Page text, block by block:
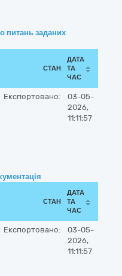
питань заданих
СТАН
ДАТА
ТА
ЧАС
Експортовано:
03-05-
2026,
11:11:57
СТАН
ДАТА
ТА
ЧАС
Експортовано:
03-05-
2026,
11:11:57